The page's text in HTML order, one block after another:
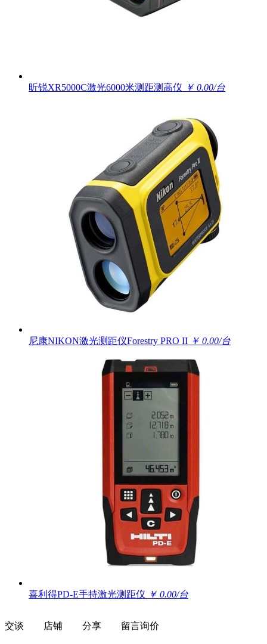
昕锐XR5000C激光6000米测距测高仪 ￥ 0.00/台
尼康NIKON激光测距仪Forestry PRO II ￥ 0.00/台
喜利得PD-E手持激光测距仪 ￥ 0.00/台
交谈 店铺 分享 留言询价